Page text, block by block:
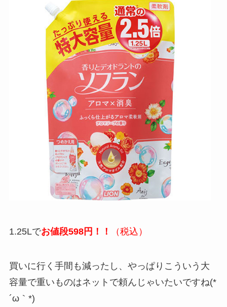
1.25Lでお値段598円！！ （税込）
買いに行く手間も減ったし、やっぱりこういう大
容量で重いものはネットで頼んじゃいたいですね(*
´ω｀*)